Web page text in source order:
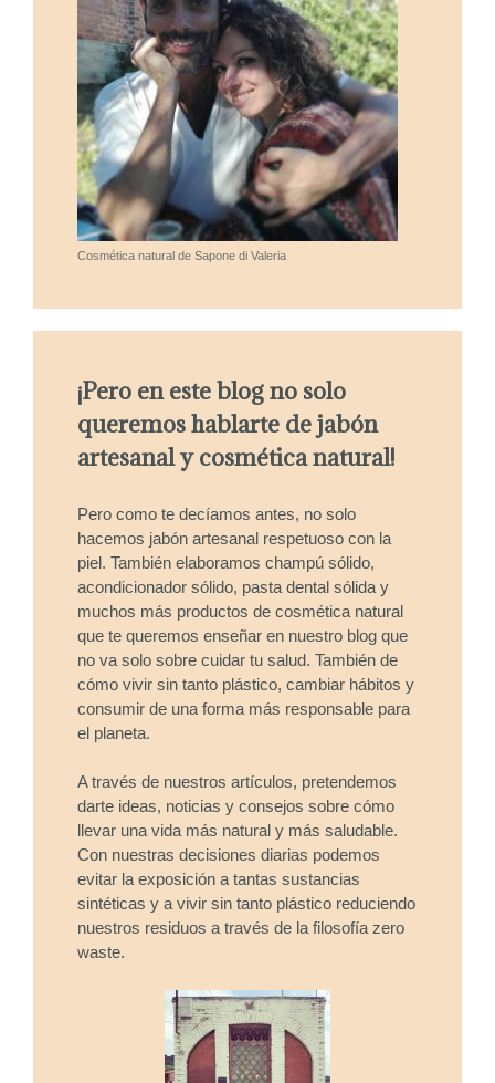
Cosmética natural de Sapone di Valeria
¡Pero en este blog no solo
queremos hablarte de jabón
artesanal y cosmética natural!
Pero como te decíamos antes, no solo
hacemos jabón artesanal respetuoso con la
piel. También elaboramos champú sólido,
acondicionador sólido, pasta dental sólida y
muchos más productos de cosmética natural
que te queremos enseñar en nuestro blog que
no va solo sobre cuidar tu salud. También de
cómo vivir sin tanto plástico, cambiar hábitos y
consumir de una forma más responsable para
el planeta.
A través de nuestros artículos, pretendemos
darte ideas, noticias y consejos sobre cómo
llevar una vida más natural y más saludable.
Con nuestras decisiones diarias podemos
evitar la exposición a tantas sustancias
sintéticas y a vivir sin tanto plástico reduciendo
nuestros residuos a través de la filosofía zero
waste.